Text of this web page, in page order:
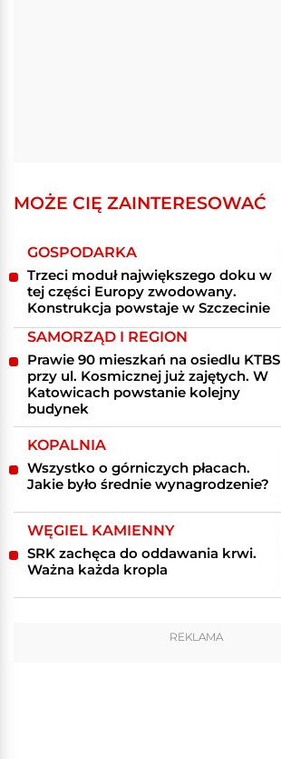
MOŻE CIĘ ZAINTERESOWAĆ
GOSPODARKA
Trzeci moduł największego doku w
tej części Europy zwodowany.
Konstrukcja powstaje w Szczecinie
SAMORZĄD I REGION
Prawie 90 mieszkań na osiedlu KTBS
przy ul. Kosmicznej już zajętych. W
Katowicach powstanie kolejny
budynek
KOPALNIA
Wszystko o górniczych płacach.
Jakie było średnie wynagrodzenie?
WĘGIEL KAMIENNY
SRK zachęca do oddawania krwi.
Ważna każda kropla
REKLAMA